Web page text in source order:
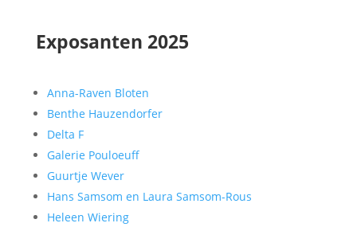
Exposanten 2025
Anna-Raven Bloten
Benthe Hauzendorfer
Delta F
Galerie Pouloeuff
Guurtje Wever
Hans Samsom en Laura Samsom-Rous
Heleen Wiering